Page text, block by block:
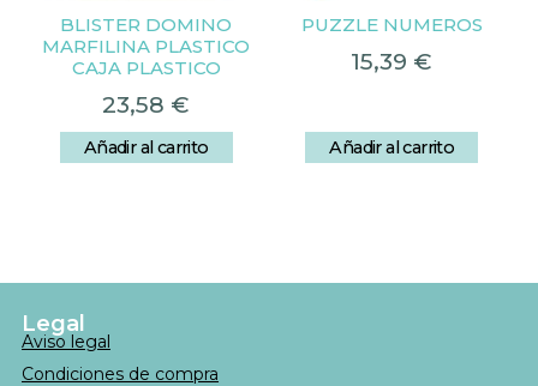
BLISTER DOMINO
MARFILINA PLASTICO
CAJA PLASTICO
23,58 €
Añadir al carrito
PUZZLE NUMEROS
15,39 €
Añadir al carrito
Legal
Aviso legal
Condiciones de compra